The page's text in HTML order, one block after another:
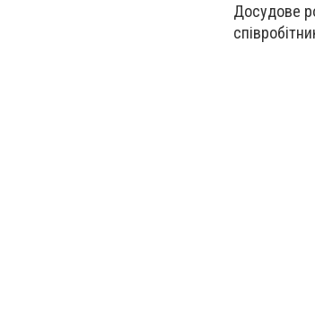
Досудове